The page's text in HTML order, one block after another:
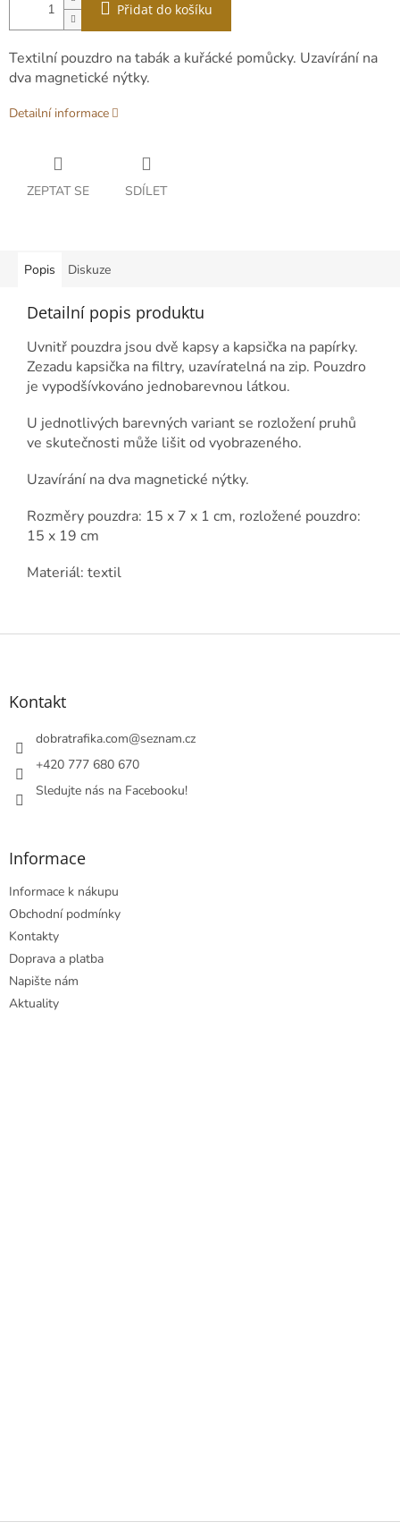
Přidat do košíku
Textilní pouzdro na tabák a kuřácké pomůcky. Uzavírání na
dva magnetické nýtky.
Detailní informace
ZEPTAT SE SDÍLET
Popis Diskuze
Detailní popis produktu
Uvnitř pouzdra jsou dvě kapsy a kapsička na papírky.
Zezadu kapsička na filtry, uzavíratelná na zip. Pouzdro
je vypodšívkováno jednobarevnou látkou.
U jednotlivých barevných variant se rozložení pruhů
ve skutečnosti může lišit od vyobrazeného.
Uzavírání na dva magnetické nýtky.
Rozměry pouzdra: 15 x 7 x 1 cm, rozložené pouzdro:
15 x 19 cm
Materiál: textil
Z
Kontakt
dobratrafika.com@seznam.cz
+420 777 680 670
Sledujte nás na Facebooku!
Informace
Informace k nákupu
Obchodní podmínky
Kontakty
Doprava a platba
Napište nám
Aktuality